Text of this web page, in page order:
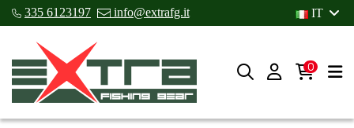
335 6123197 info@extrafg.it IT
0